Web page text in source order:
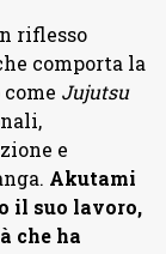
riflesso
comporta la
Jujutsu
e
Akutami
il suo lavoro,
che ha